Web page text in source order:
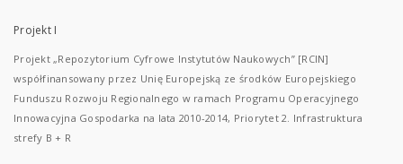
Projekt I
Projekt „Repozytorium Cyfrowe Instytutów Naukowych” [RCIN]
współfinansowany przez Unię Europejską ze środków Europejskiego
Funduszu Rozwoju Regionalnego w ramach Programu Operacyjnego
Innowacyjna Gospodarka na lata 2010-2014, Priorytet 2. Infrastruktura
strefy B + R